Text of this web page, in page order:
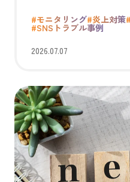
#モニタリング#炎上対策
#SNSトラブル事例
2026.07.07